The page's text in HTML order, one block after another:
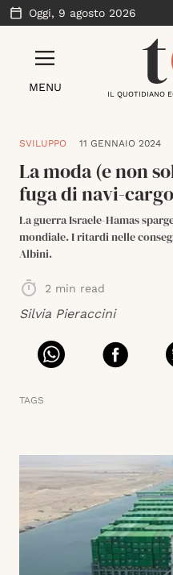
Oggi, 9 agosto 2026
MENU
IL QUOTIDIANO
SVILUPPO 11 GENNAIO 2024
La moda (e non
fuga di navi-
La guerra Israele-Hamas
mondiale. I ritardi nelle
Albini.
2 min read
Silvia Pieraccini
TAGS